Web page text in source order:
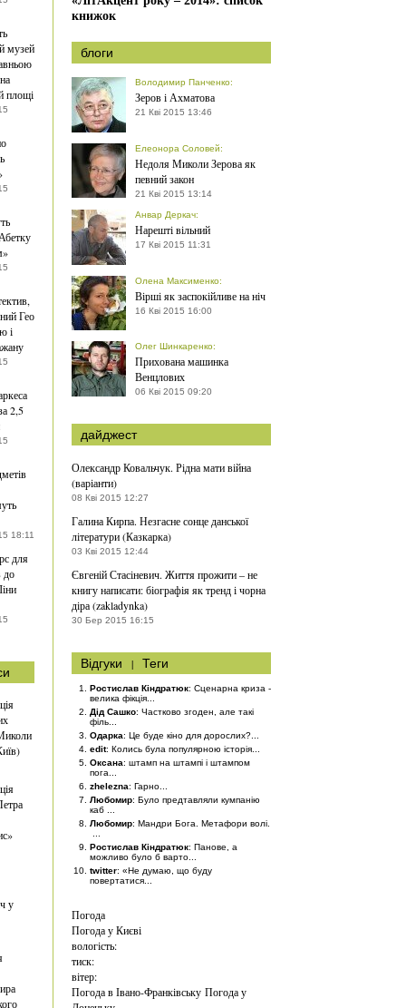
музей
площі
Гео
і
2,5
18:11
для
до
у
книжок
блоги
Володимир Панченко:
Зеров і Ахматова
21 Кві 2015 13:46
Елеонора Соловей:
Недоля Миколи Зерова як
певний закон
21 Кві 2015 13:14
Анвар Деркач:
Нарешті вільний
17 Кві 2015 11:31
Олена Максименко:
Вірші як заспокійливе на ніч
16 Кві 2015 16:00
Олег Шинкаренко:
Прихована машинка
Венцлових
06 Кві 2015 09:20
дайджест
Олександр Ковальчук. Рідна мати війна
(варіанти)
08 Кві 2015 12:27
Галина Кирпа. Незгасне сонце данської
літератури (Казкарка)
03 Кві 2015 12:44
Євгеній Стасіневич. Життя прожити – не
книгу написати: біографія як тренд і чорна
діра (zakladynka)
30 Бер 2015 16:15
Відгуки | Теги
Ростислав Кіндратюк: Сценарна криза -
велика фікція...
Дід Сашко: Частково згоден, але такі
філь...
Одарка: Це буде кіно для дорослих?...
edit: Колись була популярною історія...
Оксана: штамп на штампі і штампом
пога...
zhelezna: Гарно...
Любомир: Було предтавляли кумпанію
каб ...
Любомир: Мандри Бога. Метафори волі.
...
Ростислав Кіндратюк: Панове, а
можливо було б варто...
twitter: «Не думаю, що буду
повертатися...
Погода
Погода уКиєві
вологість:
тиск:
вітер:
Погода в Івано-Франківську Погода у